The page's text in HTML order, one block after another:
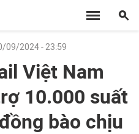
09/2024 - 23:59
Việt Nam
10.000 suất
bào chịu